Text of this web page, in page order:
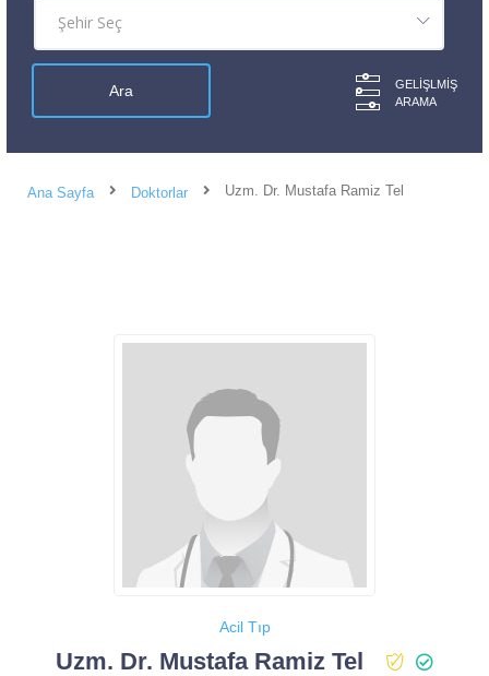
GELIŞLMIŞ
ARAMA
Ana Sayfa Doktorlar Uzm. Dr. Mustafa Ramiz Tel
Acil Tıp
Uzm. Dr. Mustafa Ramiz Tel